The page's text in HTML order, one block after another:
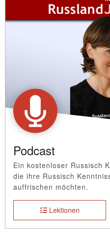
Podcast
Ein kostenloser Russisch
die ihre Russisch
auffrischen möchten.
Lektionen